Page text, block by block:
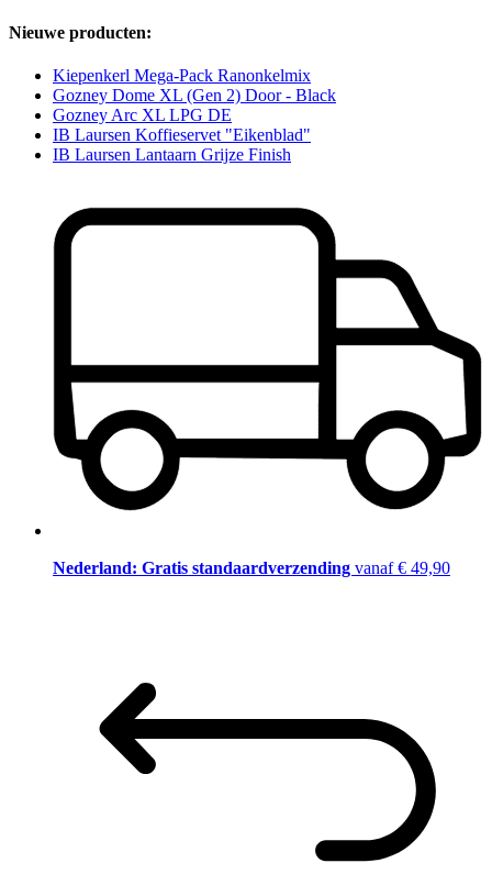
Nieuwe producten:
Kiepenkerl Mega-Pack Ranonkelmix
Gozney Dome XL (Gen 2) Door - Black
Gozney Arc XL LPG DE
IB Laursen Koffieservet "Eikenblad"
IB Laursen Lantaarn Grijze Finish
Nederland: Gratis standaardverzending vanaf € 49,90